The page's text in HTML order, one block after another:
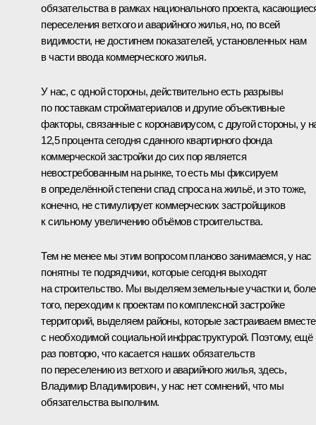
обязательства в рамках национального проекта,
переселения ветхого и аварийного жилья, но, по всей
видимости, не достигнем показателей, установленных нам
в части ввода коммерческого жилья.
У нас, с одной стороны, действительно есть разрывы
по поставкам стройматериалов и другие объективные
факторы, связанные с коронавирусом, с другой стороны, у
12,5 процента сегодня сданного квартирного фонда
коммерческой застройки до сих пор является
невостребованным на рынке, то есть мы фиксируем
в определённой степени спад спроса на жильё, и это тоже,
конечно, не стимулирует коммерческих застройщиков
к сильному увеличению объёмов строительства.
Тем не менее мы этим вопросом планово занимаемся, у нас
понятны те подрядчики, которые сегодня выходят
на строительство. Мы выделяем земельные участки и,
того, переходим к проектам по комплексной застройке
территорий, выделяем районы, которые застраиваем вместе
с необходимой социальной инфраструктурой. Поэтому, ещё
раз повторю, что касается наших обязательств
по переселению из ветхого и аварийного жилья, здесь,
Владимир Владимирович, у нас нет сомнений, что мы
обязательства выполним.